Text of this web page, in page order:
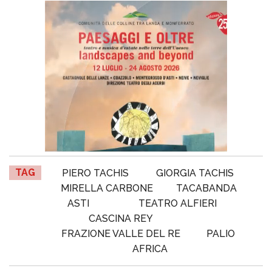
TAG PIERO TACHIS
GIORGIA TACHIS
MIRELLA CARBONE
TACABANDA
ASTI
TEATRO ALFIERI
CASCINA REY
FRAZIONE VALLE DEL RE
PALIO
AFRICA